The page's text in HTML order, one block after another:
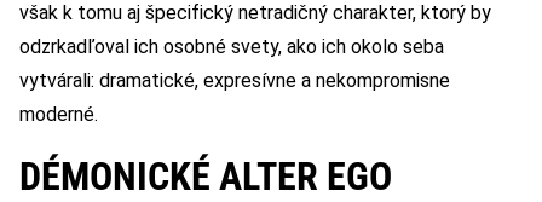
však k tomu aj špecifický netradičný charakter, ktorý by
odzrkadľoval ich osobné svety, ako ich okolo seba
vytvárali: dramatické, expresívne a nekompromisne
moderné.
DÉMONICKÉ ALTER EGO